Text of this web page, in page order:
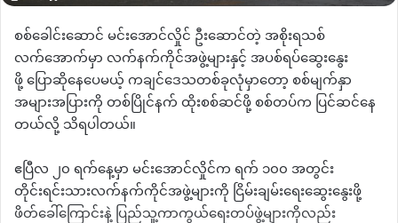
စစ်ခေါင်းဆောင် မင်းအောင်လှိုင် ဦးဆောင်တဲ့ အစိုးရသစ်
လက်အောက်မှာ လက်နက်ကိုင်အဖွဲ့များနှင့် အပစ်ရပ်ဆွေးနွေး
ဖို့ ပြောဆိုနေပေမယ့် ကချင်ဒေသတစ်ခုလုံမှာတော့ စစ်မျက်နှာ
အများအပြားကို တစ်ပြိုင်နက် ထိုးစစ်ဆင်ဖို့ စစ်တပ်က ပြင်ဆင်နေ
တယ်လို့ သိရပါတယ်။
ဧပြီလ ၂၀ ရက်နေ့မှာ မင်းအောင်လှိုင်က ရက် ၁၀၀ အတွင်း
တိုင်းရင်းသားလက်နက်ကိုင်အဖွဲ့များကို ငြိမ်းချမ်းရေးဆွေးနွေးဖို့
ဖိတ်ခေါ်ကြောင်းနဲ့ ပြည်သူ့ကာကွယ်ရေးတပ်ဖွဲ့များကိုလည်း